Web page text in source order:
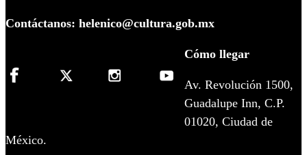
Contáctanos: helenico@cultura.gob.mx
Cómo llegar
Av. Revolución 1500,
Guadalupe Inn, C.P.
01020, Ciudad de
México.